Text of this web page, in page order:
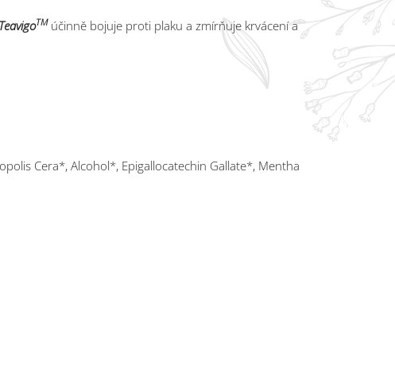
TMúčinně bojuje proti plaku a zmírňuje krvácení a
Cera*, Alcohol*, Epigallocatechin Gallate*, Mentha